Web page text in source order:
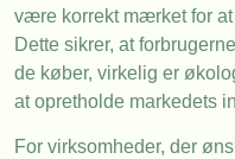
være korrekt mærket for
Dette sikrer, at
de køber, virkelig er
at opretholde markedets
For virksomheder, der